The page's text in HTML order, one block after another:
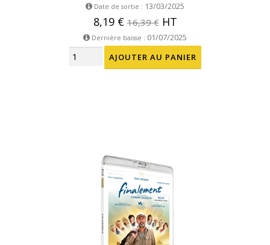
Date de sortie : 13/03/2025
8,19 €16,39 €HT
Dernière baisse : 01/07/2025